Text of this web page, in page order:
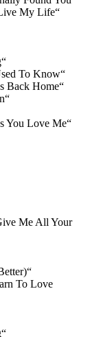
My Life“
To Know“
Back Home“
You Love Me“
Me All Your
To Love